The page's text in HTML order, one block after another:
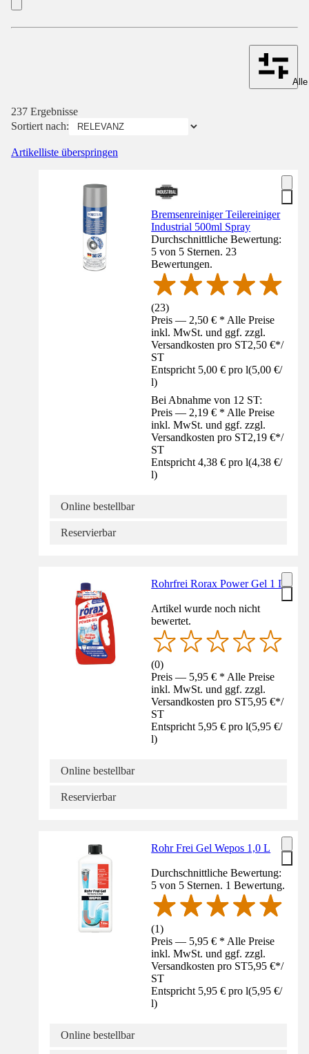
237 Ergebnisse
Sortiert nach:
Artikelliste überspringen
Bremsenreiniger Teilereiniger
Industrial 500ml Spray
Durchschnittliche Bewertung:
5 von 5 Sternen. 23
Bewertungen.
(23)
Preis — 2,50 € * Alle Preise
inkl. MwSt. und ggf. zzgl.
Versandkosten pro ST2,50 €*/
ST
Entspricht 5,00 € pro l(5,00 €/
l)
Bei Abnahme von 12 ST:
Preis — 2,19 € * Alle Preise
inkl. MwSt. und ggf. zzgl.
Versandkosten pro ST2,19 €*/
ST
Entspricht 4,38 € pro l(4,38 €/
l)
Online bestellbar
Reservierbar
Rohrfrei Rorax Power Gel 1 L
Artikel wurde noch nicht
bewertet.
(0)
Preis — 5,95 € * Alle Preise
inkl. MwSt. und ggf. zzgl.
Versandkosten pro ST5,95 €*/
ST
Entspricht 5,95 € pro l(5,95 €/
l)
Online bestellbar
Reservierbar
Rohr Frei Gel Wepos 1,0 L
Durchschnittliche Bewertung:
5 von 5 Sternen. 1 Bewertung.
(1)
Preis — 5,95 € * Alle Preise
inkl. MwSt. und ggf. zzgl.
Versandkosten pro ST5,95 €*/
ST
Entspricht 5,95 € pro l(5,95 €/
l)
Online bestellbar